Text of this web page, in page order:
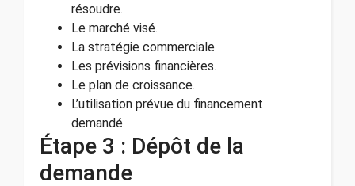
résoudre.
Le marché visé.
La stratégie commerciale.
Les prévisions financières.
Le plan de croissance.
L’utilisation prévue du financement
demandé.
Étape 3 : Dépôt de la
demande